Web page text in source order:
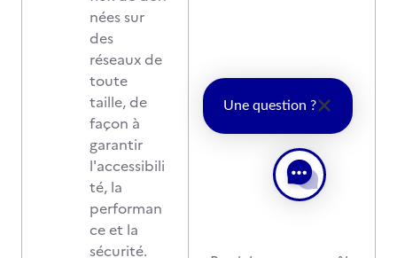
nées sur
des
réseaux de
toute
taille, de
façon à
garantir
l'accessibili
té, la
performan
ce et la
sécurité.
Une question ?